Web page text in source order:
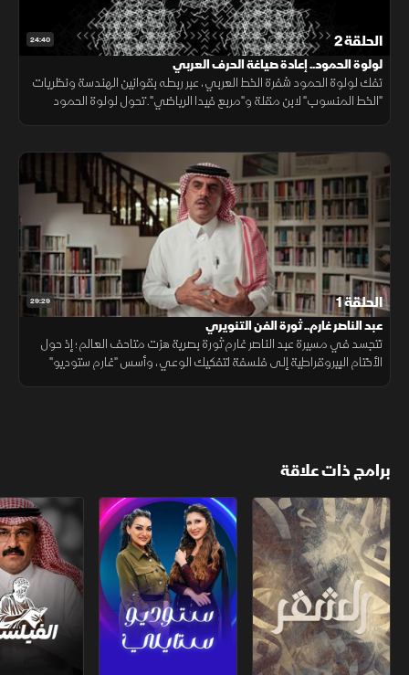
24:40 الحلقة 2
لولوة الحمود.. إعادة صياغة الحرف العربي
تفك لولوة الحمود شفرة الخط العربي، عبر ربطه بقوانين الهندسة ونظريات
"الخط المنسوب" لابن مقلة و"مربع فيدا الرياضي". تحول لولوة الحمود
29:29 الحلقة 1
عبد الناصر غارم.. ثورة الفن التنويري
تتجسد في مسيرة عبد الناصر غارم ثورة بصرية هزت متاحف العالم؛ إذ حول
الأختام البيروقراطية إلى فلسفة لتفكيك الوعي، وأسس "غارم ستوديو"
برامج ذات علاقة
الشقر ستوديو ستايلي الفيلسوف